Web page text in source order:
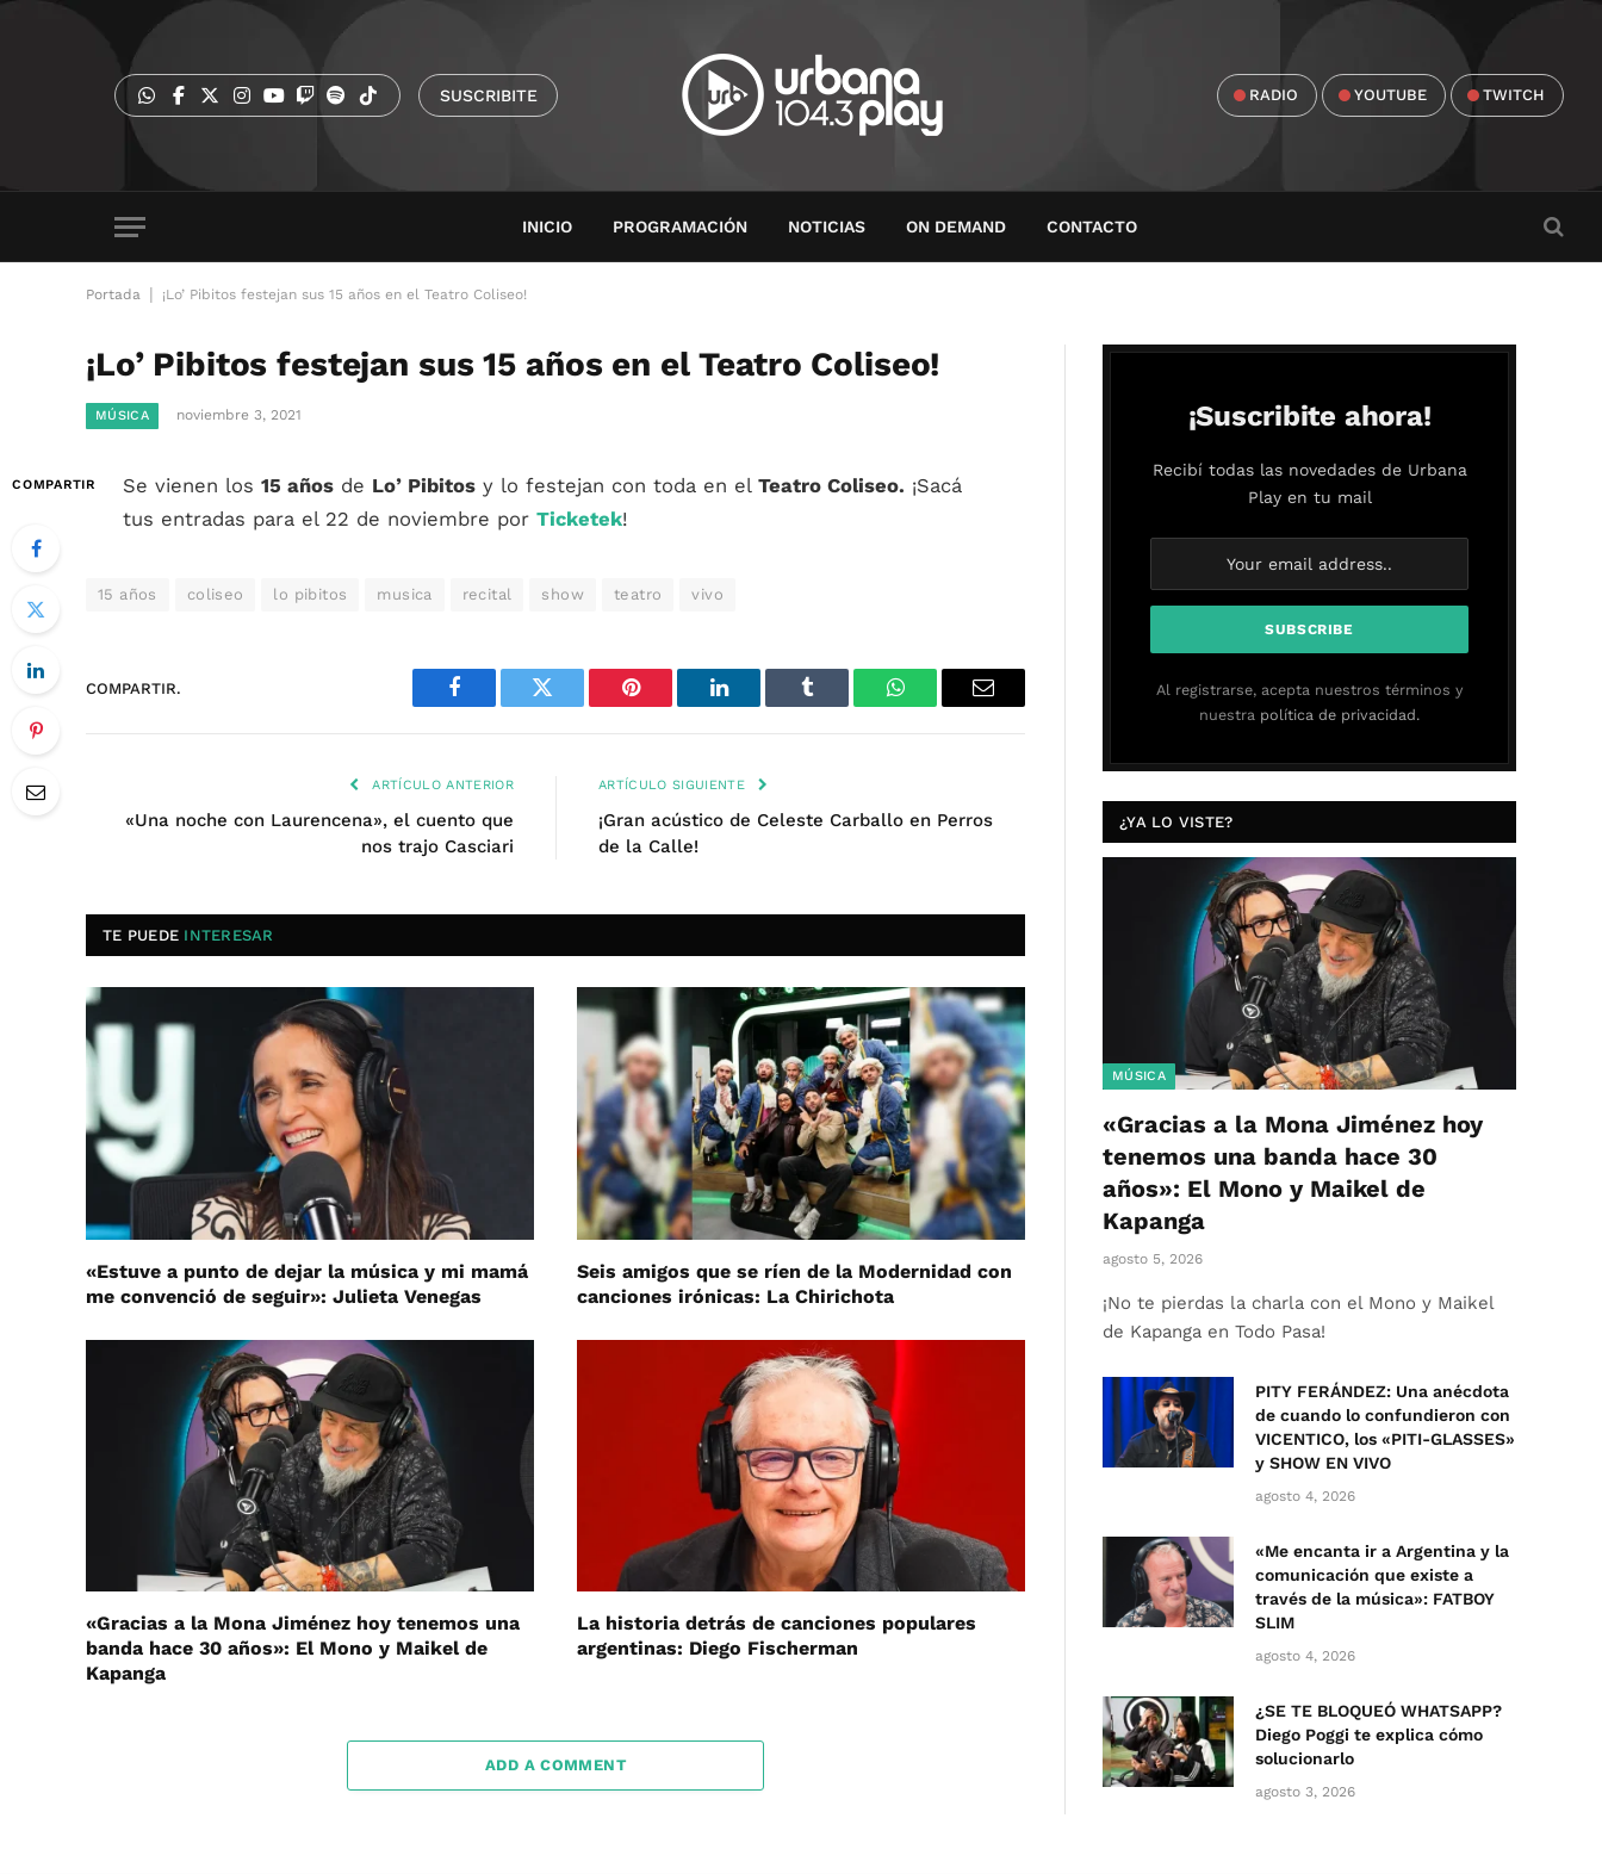
SUSCRIBITE RADIO YOUTUBE TWITCH
INICIO PROGRAMACIÓN NOTICIAS ON DEMAND CONTACTO
Portada ¡Lo’ Pibitos festejan sus 15 años en el Teatro Coliseo!
¡Lo’ Pibitos festejan sus 15 años en el Teatro Coliseo!
MÚSICA noviembre 3, 2021
COMPARTIR Se vienen los 15 años de Lo’ Pibitos y lo festejan con toda en el Teatro Coliseo. ¡Sacá
tus entradas para el 22 de noviembre por Ticketek!
15 años coliseo lo pibitos musica recital show teatro vivo
COMPARTIR.
Facebook Twitter Pinterest LinkedIn Tumblr WhatsAppEmail
ARTÍCULO ANTERIOR
«Una noche con Laurencena», el cuento que
nos trajo Casciari
ARTÍCULO SIGUIENTE
¡Gran acústico de Celeste Carballo en Perros
de la Calle!
TE PUEDE INTERESAR
«Estuve a punto de dejar la música y mi mamá
me convenció de seguir»: Julieta Venegas
Seis amigos que se ríen de la Modernidad con
canciones irónicas: La Chirichota
«Gracias a la Mona Jiménez hoy tenemos una
banda hace 30 años»: El Mono y Maikel de
Kapanga
La historia detrás de canciones populares
argentinas: Diego Fischerman
ADD A COMMENT
¡Suscribite ahora!
Recibí todas las novedades de Urbana
Play en tu mail
Al registrarse, acepta nuestros términos y
nuestra política de privacidad.
¿YA LO VISTE?
MÚSICA
«Gracias a la Mona Jiménez hoy
tenemos una banda hace 30
años»: El Mono y Maikel de
Kapanga
agosto 5, 2026
¡No te pierdas la charla con el Mono y Maikel
de Kapanga en Todo Pasa!
PITY FERÁNDEZ: Una anécdota
de cuando lo confundieron con
VICENTICO, los «PITI-GLASSES»
y SHOW EN VIVO
agosto 4, 2026
«Me encanta ir a Argentina y la
comunicación que existe a
través de la música»: FATBOY
SLIM
agosto 4, 2026
¿SE TE BLOQUEÓ WHATSAPP?
Diego Poggi te explica cómo
solucionarlo
agosto 3, 2026